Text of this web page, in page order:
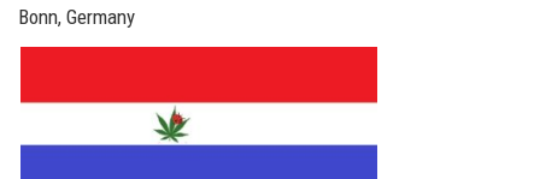
Bonn, Germany